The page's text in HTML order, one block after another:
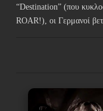
“Destination” (που
ROAR!), οι Γερμανοί